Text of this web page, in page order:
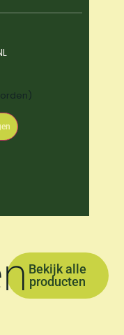
Bekijk alle
producten